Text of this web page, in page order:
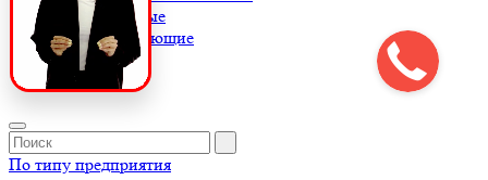
Весы торговые
ККомплектующие
По типу предприятия